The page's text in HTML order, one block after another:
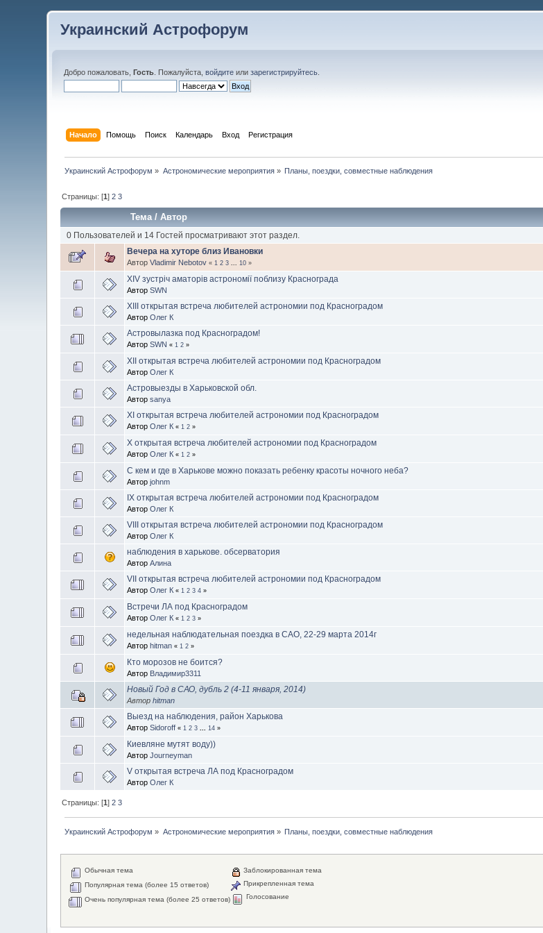
Украинский Астрофорум
Добро пожаловать,Гость . Пожалуйста,войдите илизарегистрируйтесь
Начало Помощь Поиск Календарь Вход Регистрация
Украинский Астрофорум » Астрономические мероприятия» Планы, поездки, совместные наблюдения
Страницы: [1]2 3
Тема/Автор
0 Пользователей и 14 Гостей просматривают этот раздел.
Вечера на хуторе близ Ивановки
АвторVladimir Nebotov « 1 2 3 10 »
XIV зустріч аматорів астрономії поблизу Краснограда
АвторSWN
XIII открытая встреча любителей астрономии под Красноградом
АвторОлег К
Астровылазка под Красноградом!
АвторSWN « 1 2 »
XII открытая встреча любителей астрономии под Красноградом
АвторОлег К
Астровыезды в Харьковской обл.
Авторsanya
XІ открытая встреча любителей астрономии под Красноградом
АвторОлег К « 1 2 »
X открытая встреча любителей астрономии под Красноградом
АвторОлег К « 1 2 »
С кем и где в Харькове можно показать ребенку красоты ночного неба?
Авторjohnm
IX открытая встреча любителей астрономии под Красноградом
АвторОлег К
VIII открытая встреча любителей астрономии под Красноградом
АвторОлег К
наблюдения в харькове. обсерватория
АвторАлина
VII открытая встреча любителей астрономии под Красноградом
АвторОлег К « 1 2 3 4 »
Встречи ЛА под Красноградом
АвторОлег К « 1 2 3 »
недельная наблюдательная поездка в САО, 22-29 марта 2014г
Авторhitman « 1 2 »
Кто морозов не боится?
Автор Владимир3311
Новый Год в САО, дубль 2 (4-11 января, 2014)
Авторhitman
Выезд на наблюдения, район Харькова
АвторSidoroff « 1 2 3 14 »
Киевляне мутят воду))
АвторJourneyman
V открытая встреча ЛА под Красноградом
АвторОлег К
Страницы: [1]2 3
Украинский Астрофорум » Астрономические мероприятия» Планы, поездки, совместные наблюдения
Обычная тема
Популярная тема (более 15 ответов)
Очень популярная тема (более 25 ответов)
Заблокированная тема
Прикрепленная тема
Голосование